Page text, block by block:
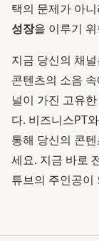
택의 문제가 아
성장을 이루기
지금 당신의 채
콘텐츠의 소음
널이 가진 고유
다. 비즈니스PT
통해 당신의 콘
세요. 지금 바로
튜브의 주인공이